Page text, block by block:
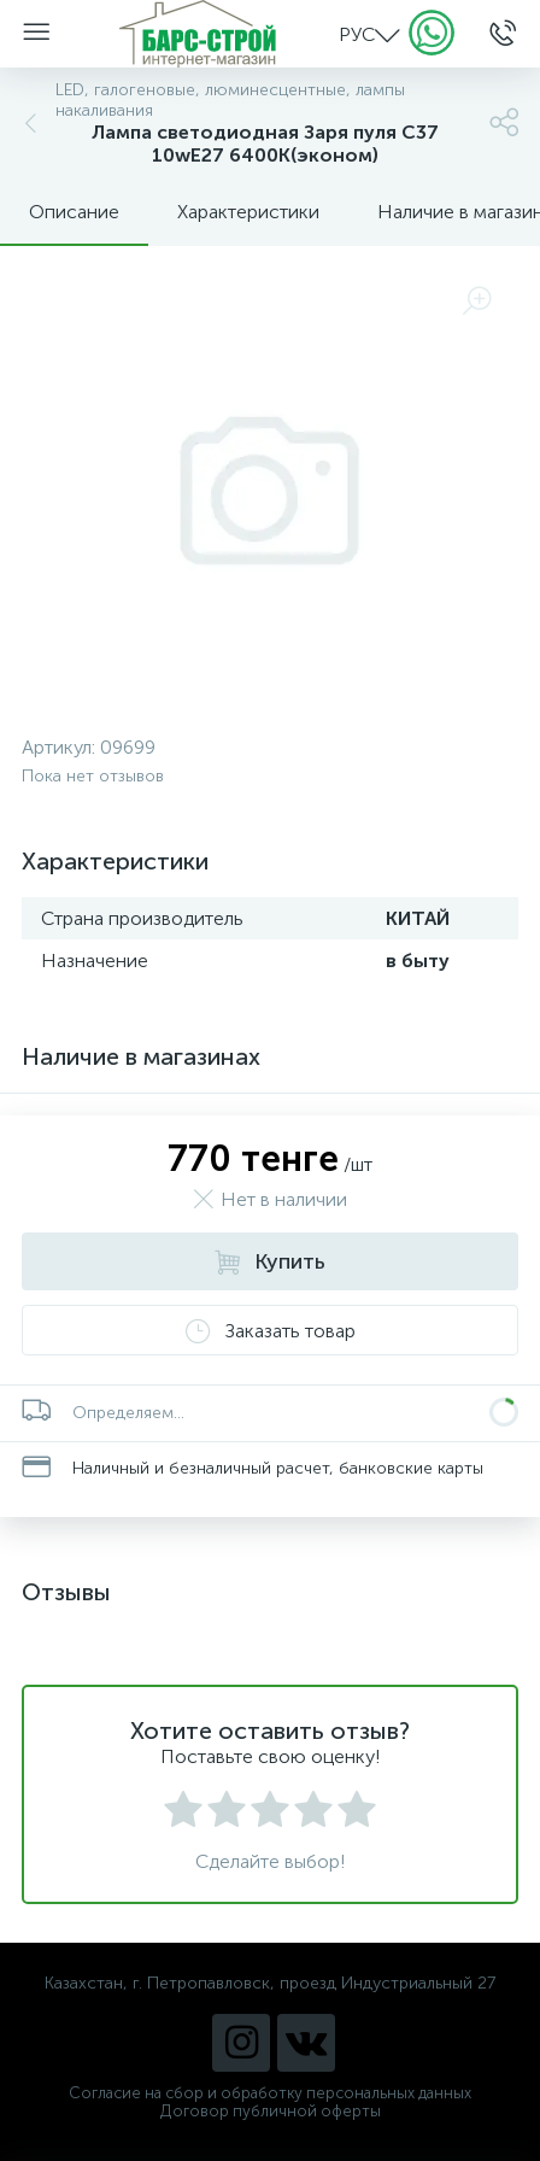
РУС
LED, галогеновые, люминесцентные, лампы
накаливания
Лампа светодиодная Заря пуля С37
10wE27 6400К(эконом)
Описание Характеристики Наличие в
Артикул: 09699
Пока нет отзывов
Характеристики
Страна производитель
КИТАЙ
Назначение
в быту
Наличие в магазинах
770 тенге /шт
Нет в наличии
Купить
Заказать товар
Определяем...
Наличный и безналичный расчет, банковские карты
Отзывы
Хотите оставить отзыв?
Поставьте свою оценку!
Сделайте выбор!
Казахстан, г. Петропавловск, проезд Индустриальный 27
Согласие на сбор и обработку персональных данных
Договор публичной оферты